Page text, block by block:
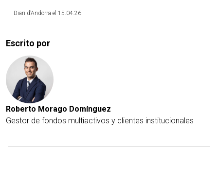
Diari d’Andorra el 15.04.26
Escrito por
Roberto Morago Domínguez
Gestor de fondos multiactivos y clientes institucionales